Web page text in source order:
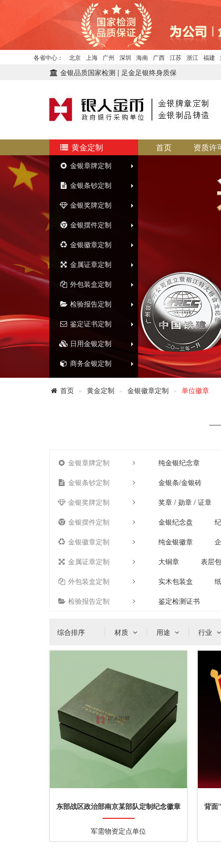
各省中心： 北京 上海 广州 深圳 海南 广西 江苏 浙江 福建
金银品质国家检测 | 足金足银终身质保
黄金定制
金银章牌定制
金银条钞定制
金银奖牌定制
金银摆件定制
金银徽章定制
金属证章定制
外包装盒定制
检验报告定制
鉴定证书定制
日用金银定制
商务金银定制
首页 资质许
首页 黄金定制 金银徽章定制 单位徽章
金银章牌定制
纯金银纪念章
金银条钞定制
金银条/金银砖
金银奖牌定制
奖章 / 勋章 / 证章
金银摆件定制
金银纪念盘
金银徽章定制
纯金银徽章
金属证章定制
大铜章
表层
外包装盒定制
实木包装盒
检验报告定制
鉴定检测证书
综合排序 材质 用途 行业
东部战区政治部南京某部队定制纪念徽章
军需物资定点单位
背面